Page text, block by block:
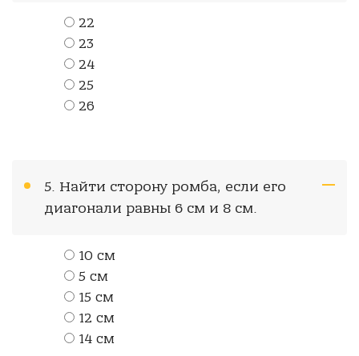
22
23
24
25
26
5. Найти сторону ромба, если его
диагонали равны 6 см и 8 см.
10 см
5 см
15 см
12 см
14 см